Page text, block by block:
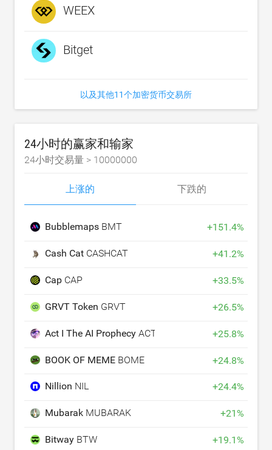
WEEX
Bitget
以及其他11个加密货币交易所
24小时的赢家和输家
24小时交易量 > 10000000
上涨的 下跌的
Bubblemaps BMT +151.4%
Cash Cat CASHCAT +41.2%
Cap CAP +33.5%
GRVT Token GRVT +26.5%
Act I The AI Prophecy ACT +25.8%
BOOK OF MEME BOME +24.8%
Nillion NIL +24.4%
Mubarak MUBARAK +21%
Bitway BTW +19.1%